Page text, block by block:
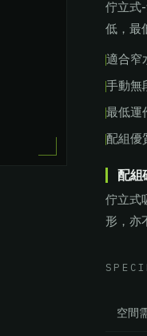
佇立式
低，最
適合窄
手動無
最低運
配組優
配組
佇立式
形，亦
空間